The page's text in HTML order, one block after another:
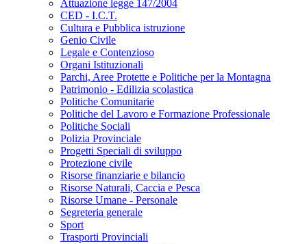
Attuazione legge 147/2004
CED - I.C.T.
Cultura e Pubblica istruzione
Genio Civile
Legale e Contenzioso
Organi Istituzionali
Parchi, Aree Protette e Politiche per la Montagna
Patrimonio - Edilizia scolastica
Politiche Comunitarie
Politiche del Lavoro e Formazione Professionale
Politiche Sociali
Polizia Provinciale
Progetti Speciali di sviluppo
Protezione civile
Risorse finanziarie e bilancio
Risorse Naturali, Caccia e Pesca
Risorse Umane - Personale
Segreteria generale
Sport
Trasporti Provinciali